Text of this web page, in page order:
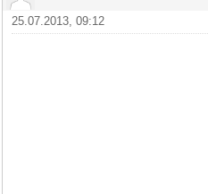
25.07.2013, 09:12